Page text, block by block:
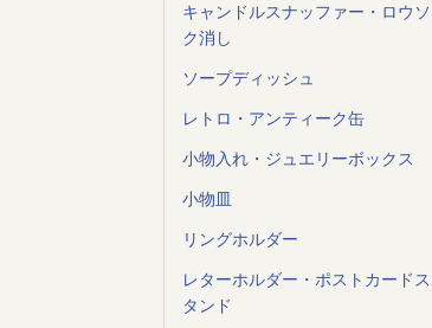
キャンドルスナッファー・ロウソ
ク消し
ソープディッシュ
レトロ・アンティーク缶
小物入れ・ジュエリーボックス
小物皿
リングホルダー
レターホルダー・ポストカードス
タンド